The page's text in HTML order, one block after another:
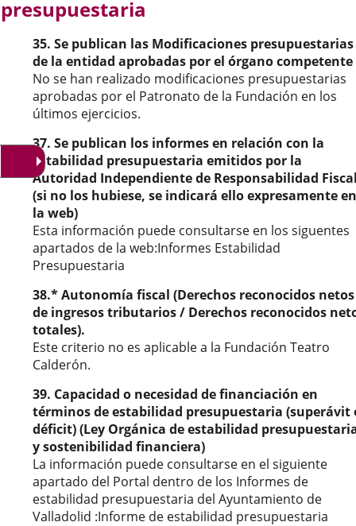
presupuestaria
35. Se publican las Modificaciones presupuestarias
de la entidad aprobadas por el órgano competente
No se han realizado modificaciones presupuestarias
aprobadas por el Patronato de la Fundación en los
últimos ejercicios.
37. Se publican los informes en relación con la
estabilidad presupuestaria emitidos por la
Autoridad Independiente de Responsabilidad
(si no los hubiese, se indicará ello expresamente en
la web)
Esta información puede consultarse en los siguentes
apartados de la web:Informes Estabilidad
Presupuestaria
38.* Autonomía fiscal (Derechos reconocidos netos
de ingresos tributarios / Derechos reconocidos
totales).
Este criterio no es aplicable a la Fundación Teatro
Calderón.
39. Capacidad o necesidad de financiación en
términos de estabilidad presupuestaria (superávit
déficit) (Ley Orgánica de estabilidad
y sostenibilidad financiera)
La información puede consultarse en el siguiente
apartado del Portal dentro de los Informes de
estabilidad presupuestaria del Ayuntamiento de
Valladolid :Informe de estabilidad presupuestaria